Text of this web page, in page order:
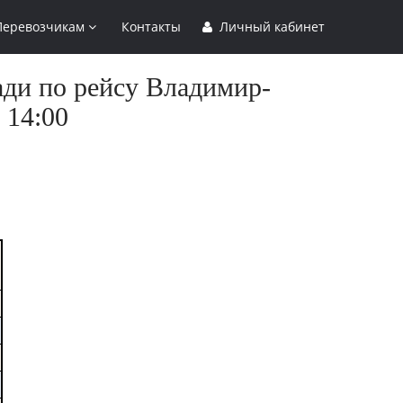
Контакты Личный кабинет
по рейсу Владимир-
14:00